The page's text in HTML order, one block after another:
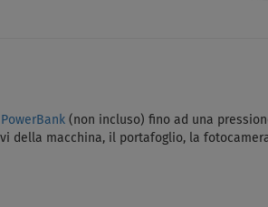
PowerBank (non incluso) fino ad una
della macchina, il portafoglio, la